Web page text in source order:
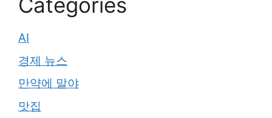
AI
경제 뉴스
만약에 말야
맛집